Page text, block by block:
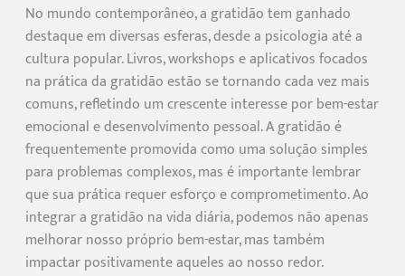
No mundo contemporâneo, a gratidão tem ganhado
destaque em diversas esferas, desde a psicologia até a
cultura popular. Livros, workshops e aplicativos focados
na prática da gratidão estão se tornando cada vez mais
comuns, refletindo um crescente interesse por bem-estar
emocional e desenvolvimento pessoal. A gratidão é
frequentemente promovida como uma solução simples
para problemas complexos, mas é importante lembrar
que sua prática requer esforço e comprometimento. Ao
integrar a gratidão na vida diária, podemos não apenas
melhorar nosso próprio bem-estar, mas também
impactar positivamente aqueles ao nosso redor.